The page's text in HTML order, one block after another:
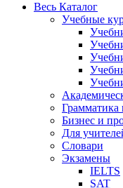
Весь Каталог
Учебные
Грамматика
Бизнес и
Для
Словари
Экзамены
IELTS
SAT